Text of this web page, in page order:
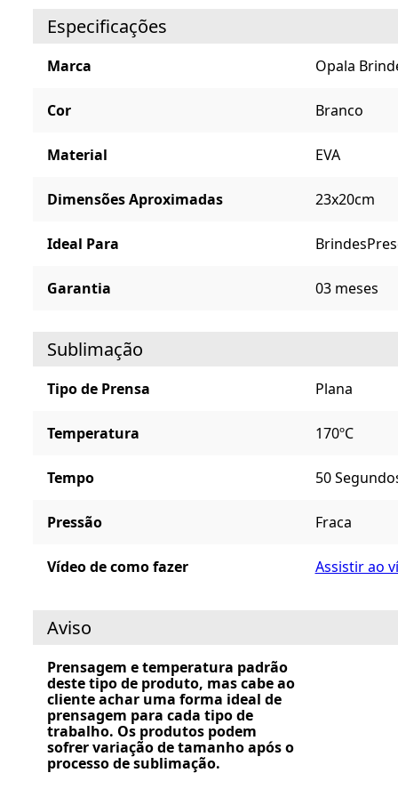
Especificações
Marca Opala
Cor Branco
Material EVA
Dimensões Aproximadas 23x20cm
Ideal Para Brindes
Garantia 03 meses
Sublimação
Tipo de Prensa Plana
Temperatura 170ºC
Tempo 50
Pressão Fraca
Vídeo de como fazer Assistir ao
Aviso
Prensagem e temperatura padrão
deste tipo de produto, mas cabe ao
cliente achar uma forma ideal de
prensagem para cada tipo de
trabalho. Os produtos podem
sofrer variação de tamanho após o
processo de sublimação.